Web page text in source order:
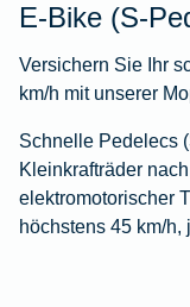
E-Bike (S-
Versichern Sie Ihr
km/h mit unserer
Schnelle Pedelecs
Kleinkrafträder
elektromotorischer
höchstens 45 km/